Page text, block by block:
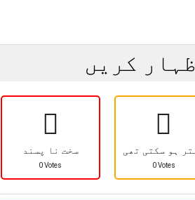
کریں
سخت نا پسند
0 Votes
ہو سکتی تھی
0 Votes